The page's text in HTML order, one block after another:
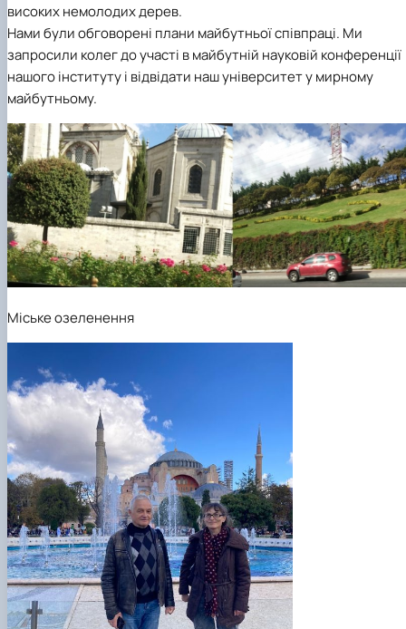
високих немолодих дерев.
Нами були обговорені плани майбутньої співпраці. Ми
запросили колег до участі в майбутній науковій конференції
нашого інституту і відвідати наш університет у мирному
майбутньому.
Міське озеленення